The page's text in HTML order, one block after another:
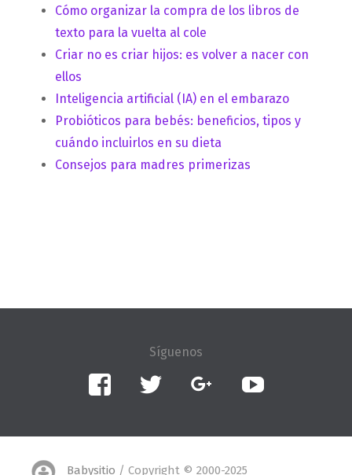
Cómo organizar la compra de los libros de
texto para la vuelta al cole
Criar no es criar hijos: es volver a nacer con
ellos
Inteligencia artificial (IA) en el embarazo
Probióticos para bebés: beneficios, tipos y
cuándo incluirlos en su dieta
Consejos para madres primerizas
Facebook Twitter Google+
Babysitio / Copyright © 2000-2025